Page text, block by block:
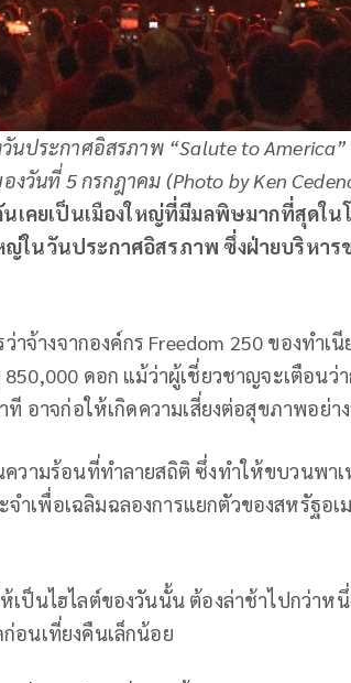
นประกาศอิสรภาพ “Salute to
งวันที่ 5 กรกฎาคม (Photo by Ken
นเคยเป็นเมืองใหญ่ที่มีมลพิษมากที่สุดใ
ญ่ในวันประกาศอิสรภาพ ซึ่งฝ่ายบริหาร
าจ้างจากองค์กร Freedom 250 ของทำเ
ดอก แม้ว่าผู้เชี่ยวชาญจะเตือนว่
อาจก่อให้เกิดความเสี่ยงต่อสุขภาพอย่า
วามร้อนที่ทำลายสถิติ ซึ่งทำให้ขบวนพาเ
ำเพื่อเฉลิมฉลองการแยกตัวของสหรัฐอเ
เป็นไฮไลต์ของวันนั้น ต้องล่าช้าไปกว่าหนึ่
อนเที่ยงคืนเล็กน้อย